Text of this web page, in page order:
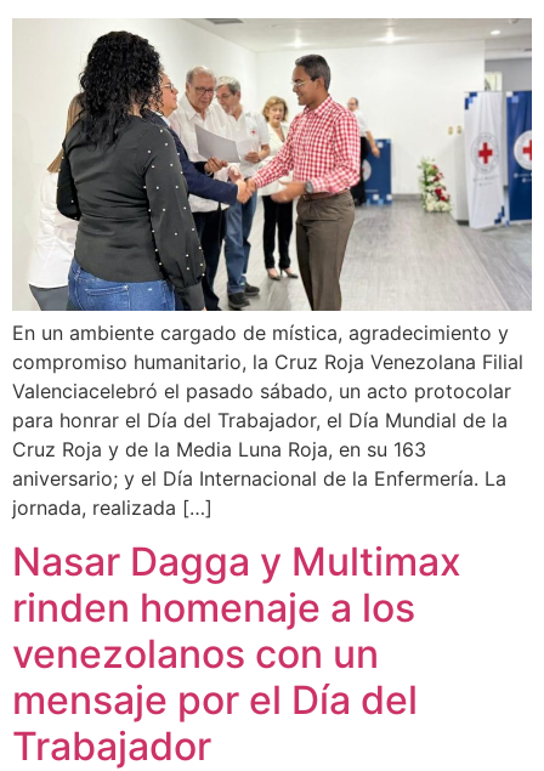
En un ambiente cargado de mística, agradecimiento y
compromiso humanitario, la Cruz Roja Venezolana Filial
Valenciacelebró el pasado sábado, un acto protocolar
para honrar el Día del Trabajador, el Día Mundial de la
Cruz Roja y de la Media Luna Roja, en su 163
aniversario; y el Día Internacional de la Enfermería. La
jornada, realizada […]
Nasar Dagga y Multimax
rinden homenaje a los
venezolanos con un
mensaje por el Día del
Trabajador